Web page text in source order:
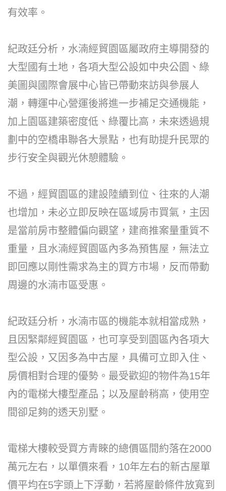
有效率。
紀政廷分析，水湳經貿園區屬政府主導開發的
大型國有土地，各項大型公設如中央公園、綠
美圖與國際會展中心皆已帶動來訪與參展人
潮，轉運中心營運後將進一步補足交通機能，
加上園區建築密度低、綠覆比高，未來透過規
劃中的空橋串聯各大景點，也有助提升民眾的
步行安全與觀光休憩體驗。
不過，經貿園區的建設陸續到位、往來的人潮
也增加，未必立即反映在區域房市買氣，主因
是當前房市整體偏向觀望，建商推案量重質不
重量，且水湳經貿園區內多為預售屋，無法立
即回應以剛性需求為主的買方市場，反而帶動
周邊的水湳市區受惠。
紀政廷分析，水湳市區的機能本就相當成熟，
且因緊鄰經貿園區，也可享受到園區內各項大
型公設，又因多為中古屋，具備可立即入住、
房價相對合理的優勢。最受歡迎的物件為15年
內的電梯大樓型產品；以及屋齡稍高，使用空
間卻足夠的透天別墅。
電梯大樓較受買方青睞的總價區間約落在2000
萬元左右，以單價來看，10年左右的新古屋單
價平均在5字頭上下浮動，若將屋齡條件放寬到